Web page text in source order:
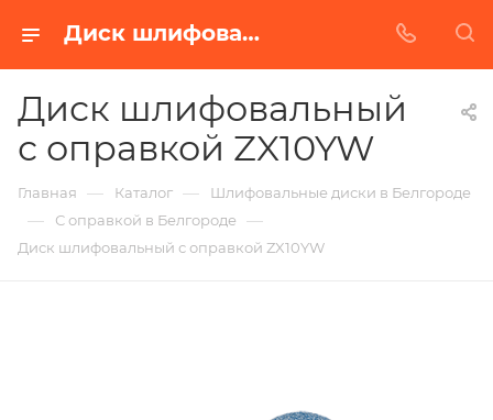
Диск шлифовальный с оправкой ZX10YW в Белгороде | Купить по недорогой цене от Абразивного Завода
Диск шлифовальный
с оправкой ZX10YW
Главная — Каталог — Шлифовальные диски в Белгороде
— С оправкой в Белгороде —
Диск шлифовальный с оправкой ZX10YW